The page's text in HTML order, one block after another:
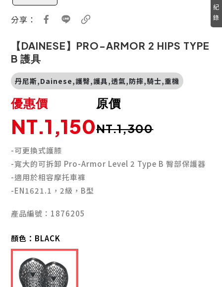
分享：
【DAINESE】PRO-ARMOR 2 HIPS TYPE
B 護具
丹尼斯,Dainese,護臀,護具,透氣,防摔,騎士,重機
原價
NT.1,300
優惠價
NT.1,150
-可更換式護膝
-寬大的可拆卸 Pro-Armor Level 2 Type B 臀部保護器
-適用於相容摩托車褲
-EN1621.1，2級，B型
產品編號：1876205
顏色： BLACK
紀
錄